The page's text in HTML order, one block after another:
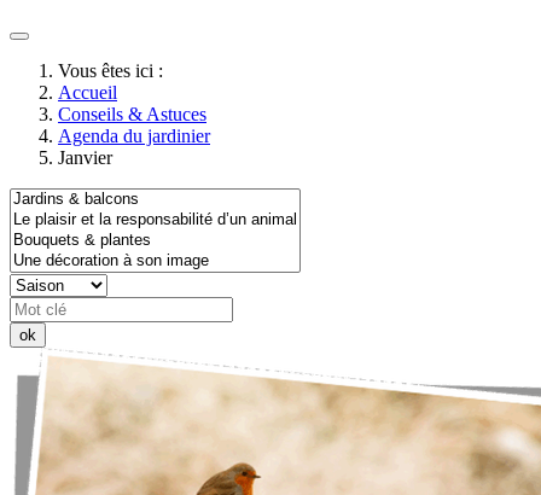
Vous êtes ici :
Accueil
Conseils & Astuces
Agenda du jardinier
Janvier
ok